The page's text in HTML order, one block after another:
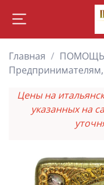
Главная ПОМОЩЬ
Цены на
указанных на